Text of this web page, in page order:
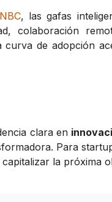
, las gafas
colaboración
de adopción
clara en
Para
la próxima